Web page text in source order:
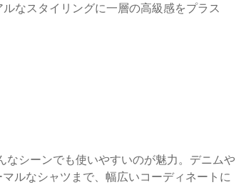
なスタイリングに一層の高級感をプラス
シーンでも使いやすいのが魅力。デニムや
ルなシャツまで、幅広いコーディネートに